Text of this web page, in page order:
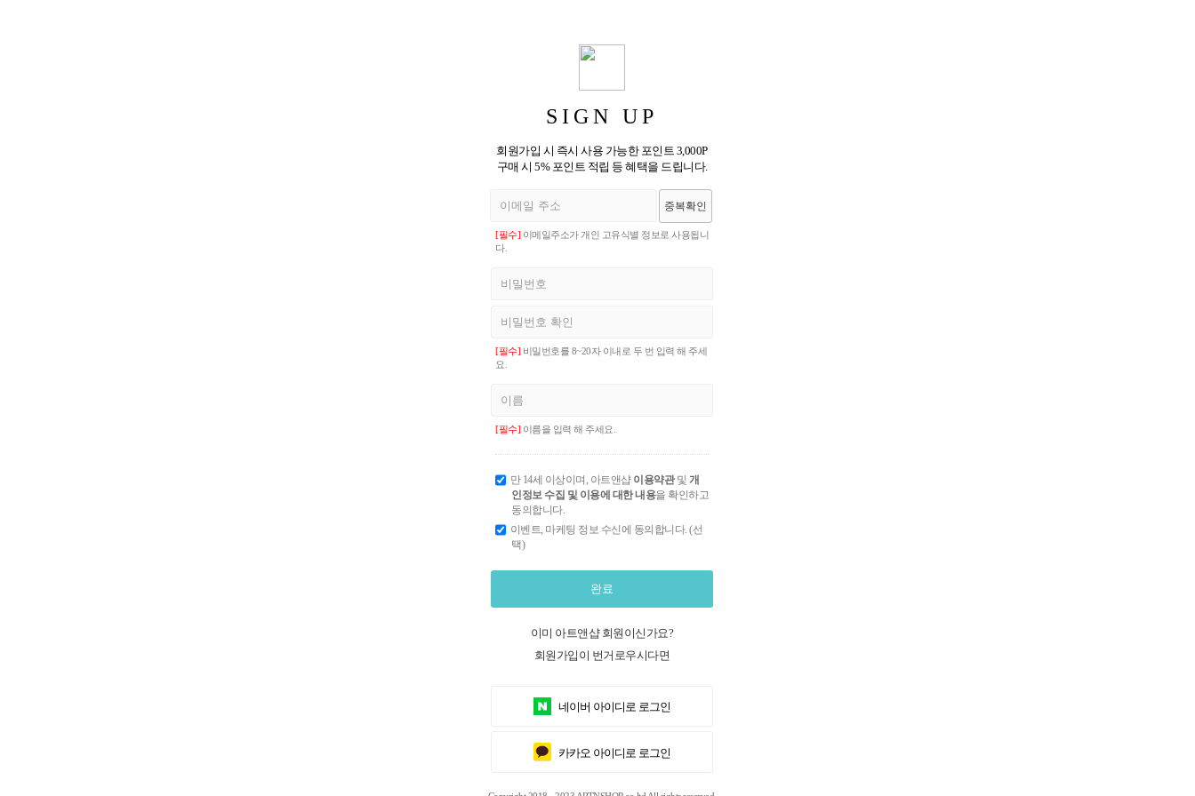
SIGN UP
회원가입 시 즉시 사용 가능한 포인트 3,000P
구매 시 5% 포인트 적립 등 혜택을 드립니다.
중복확인
[필수] 이메일주소가 개인 고유식별 정보로 사용됩니
다.
[필수] 비밀번호를 8~20자 이내로 두 번 입력 해 주세
요.
[필수] 이름을 입력 해 주세요.
만 14세 이상이며, 아트앤샵 이용약관및 개
인정보 수집 및 이용에 대한 내용을 확인하고
동의합니다.
이벤트, 마케팅 정보 수신에 동의합니다. (선
택)
완료
이미 아트앤샵 회원이신가요?
회원가입이 번거로우시다면
네이버 아이디로 로그인
카카오 아이디로 로그인